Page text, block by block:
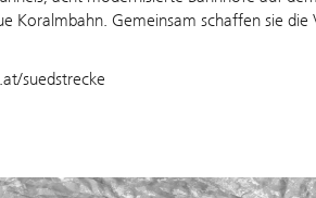
Koralmbahn. Gemeinsam schaffen sie
suedstrecke